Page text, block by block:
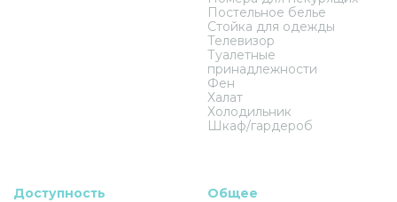
Постельное белье
Стойка для одежды
Телевизор
Туалетные
принадлежности
Фен
Халат
Холодильник
Шкаф/гардероб
Доступность
Общее